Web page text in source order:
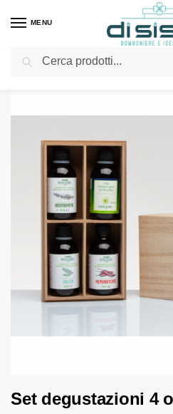
MENU
Home Shop Bomboniere
Set degustazioni 4